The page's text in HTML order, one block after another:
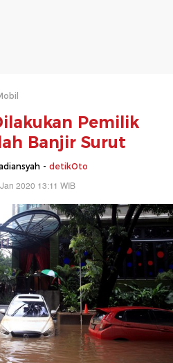
Pemilik
Banjir Surut
- detikOto
2020 13:11 WIB